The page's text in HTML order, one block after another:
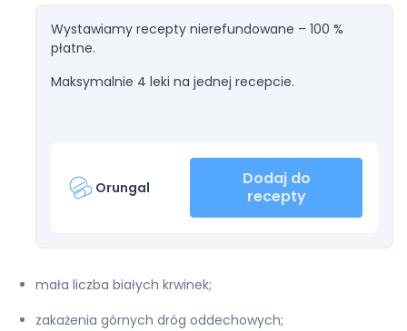
Wystawiamy recepty nierefundowane – 100 %
płatne.
Maksymalnie 4 leki na jednej recepcie.
Orungal
Dodaj do
recepty
mała liczba białych krwinek;
zakażenia górnych dróg oddechowych;